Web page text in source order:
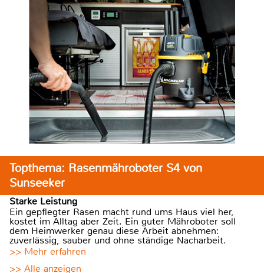
Topthema: Rasenmähroboter S4 von
Sunseeker
Starke Leistung
Ein gepflegter Rasen macht rund ums Haus viel her,
kostet im Alltag aber Zeit. Ein guter Mähroboter soll
dem Heimwerker genau diese Arbeit abnehmen:
zuverlässig, sauber und ohne ständige Nacharbeit.
>> Mehr erfahren
>> Alle anzeigen